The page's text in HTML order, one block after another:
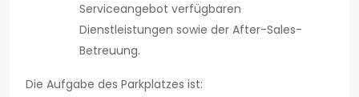
Serviceangebot verfügbaren
Dienstleistungen sowie der After-Sales-
Betreuung.
Die Aufgabe des Parkplatzes ist: